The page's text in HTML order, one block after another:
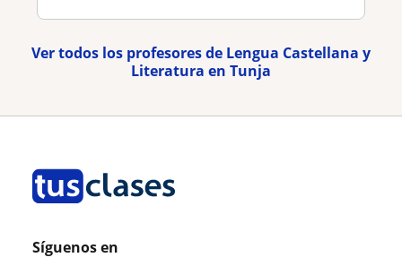
Ver todos los profesores de Lengua Castellana y
Literatura en Tunja
Síguenos en